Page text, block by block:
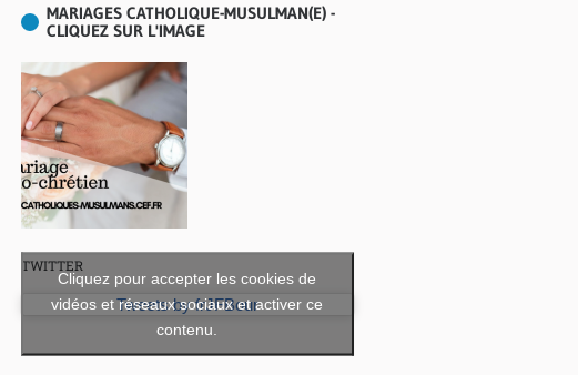
MARIAGES CATHOLIQUE-MUSULMAN(E) -
CLIQUEZ SUR L'IMAGE
TWITTER
Tweets by frJFBour
Cliquez pour accepter les cookies de
vidéos et réseaux sociaux et activer ce
contenu.